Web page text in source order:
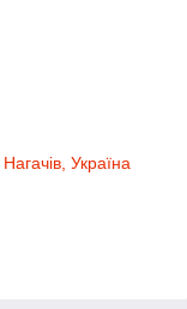
Україна